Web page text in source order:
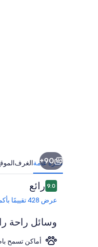
90+
نظرة عامةالغرف
التقييمات
9.09.0 من 10رائع
عرض 428 تقييمًا بأكملها
وسائل راحة
أماكن تسمح